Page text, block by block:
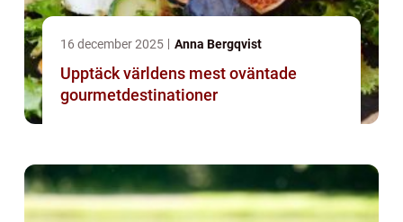
16 december 2025 Anna Bergqvist
Upptäck världens mest oväntade
gourmetdestinationer